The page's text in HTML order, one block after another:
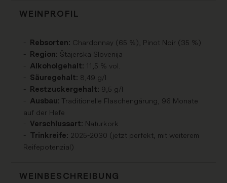
WEINPROFIL
Rebsorten: Chardonnay (65 %), Pinot Noir (35 %)
Region: Štajerska Slovenija
Alkoholgehalt: 11,5 % vol.
Säuregehalt: 8,49 g/l
Restzuckergehalt: 9,5 g/l
Ausbau: Traditionelle Flaschengärung, 96 Monate
auf der Hefe
Verschlussart: Naturkork
Trinkreife: 2025-2030 (jetzt perfekt, mit weiterem
Reifepotenzial)
WEINBESCHREIBUNG